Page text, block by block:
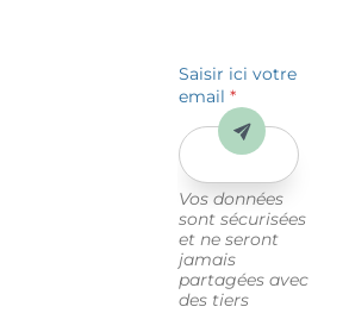
Saisir ici votre
email*
Vos données
sont sécurisées
et ne seront
jamais
partagées avec
des tiers
Envoyer